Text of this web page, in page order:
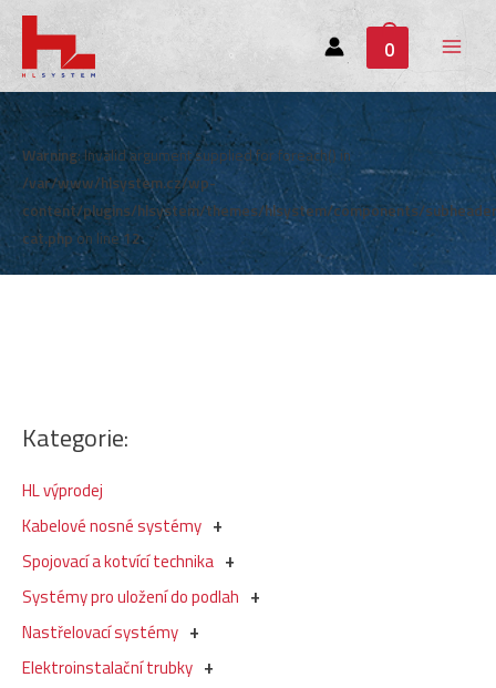
0
Main
Menu
Kategorie:
HL výprodej
Kabelové nosné systémy
Spojovací a kotvící technika
Systémy pro uložení do podlah
Nastřelovací systémy
Elektroinstalační trubky
Warning: Invalid argument supplied for foreach() in
/var/www/hlsystem.cz/wp-
content/plugins/hlsystem/themes/hlsystem/components/
cat.phpon line12